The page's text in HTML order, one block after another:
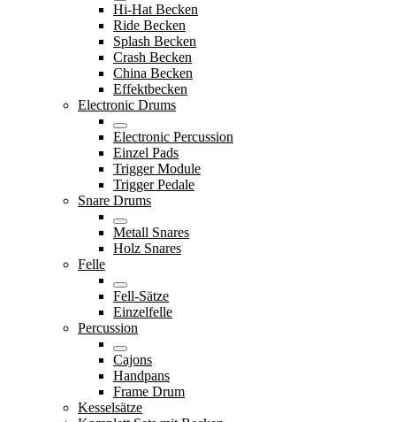
Hi-Hat Becken
Ride Becken
Splash Becken
Crash Becken
China Becken
Effektbecken
Electronic Drums
Electronic Percussion
Einzel Pads
Trigger Module
Trigger Pedale
Snare Drums
Metall Snares
Holz Snares
Felle
Fell-Sätze
Einzelfelle
Percussion
Cajons
Handpans
Frame Drum
Kesselsätze